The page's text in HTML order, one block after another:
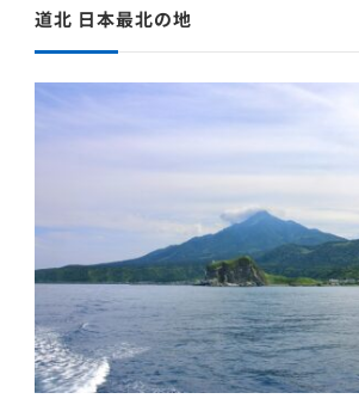
道北 日本最北の地